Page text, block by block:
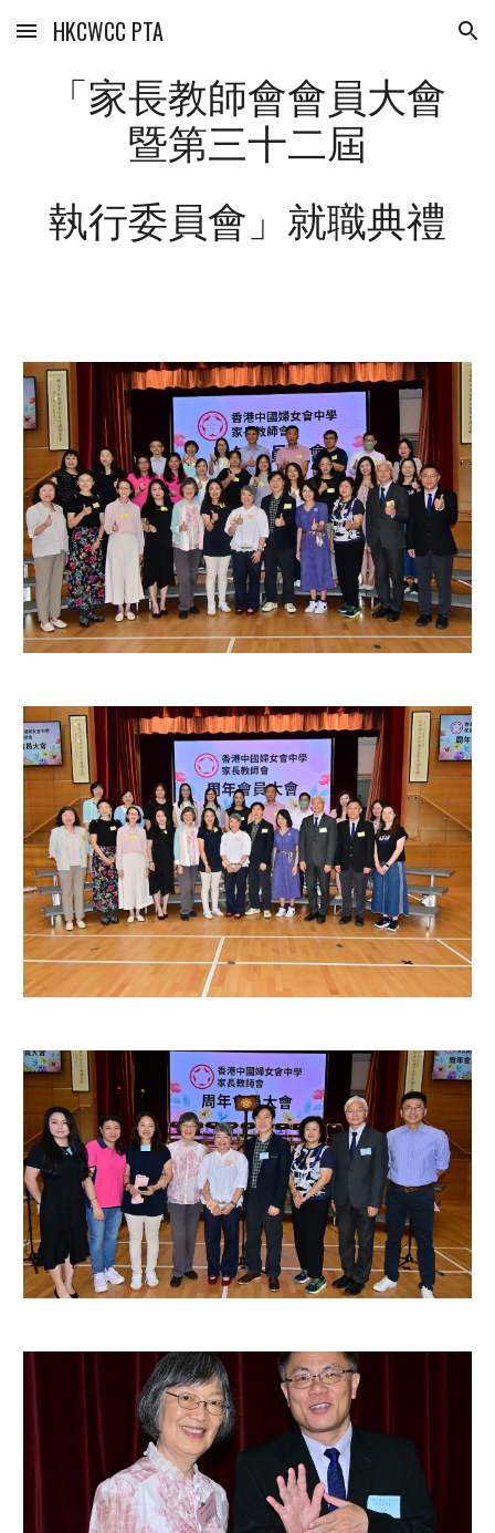
Skip to main content Skip to navigation
HKCWCC PTA
「家長教師會會員大會
暨第三十二屆
執行委員會」就職典禮